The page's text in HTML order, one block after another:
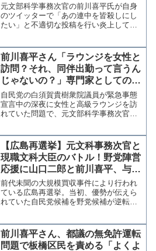
元文部科学事務次官の前川喜平氏が自身
のツイッターで「あの連中を皆殺しにし
たい」と不適切な投稿を行い炎上してい
い、という衝動が、ごくたまに、少しだ
け、起きる。もちろん、そ...
前川喜平さん「ラウンジを女性と
訪問？それ、同伴出勤って言うん
じゃないの？」専門家としての知
識を披露
自民党の白須賀貴樹衆院議員が緊急事態
宣言中の深夜に女性と高級ラウンジを訪
れていた問題で、元文部科学事務次官の
の？」との見解をしました。ラウンジを
女性と訪問？それ、同伴出勤っ...
【広島再選挙】元文科事務次官と
現職文科大臣のバトル！野党陣営
応援に山口二郎と前川喜平、与党
陣営は萩生田光一文科相が広島入
り【マガジン95号】
前代未聞の大規模買収事件により行われ
ている広島再選挙。当初、優勢が伝えら
れていた自民党候補を野党候補が逆転し
島入りしている。18日にも両陣営が知名
度の高い現職の現地...
前川喜平さん、都議の無免許運転
問題で板橋区民を責める「よくよ